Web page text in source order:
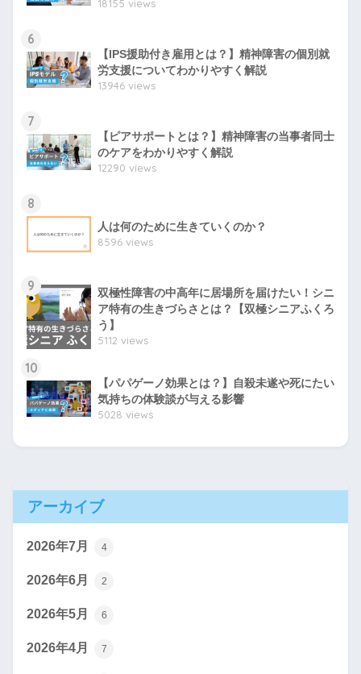
18155 views
6
【IPS援助付き雇用とは？】精神障害の個別就
労支援についてわかりやすく解説
13946 views
7
【ピアサポートとは？】精神障害の当事者同士
のケアをわかりやすく解説
12290 views
8
人は何のために生きていくのか？
8596 views
9
双極性障害の中高年に居場所を届けたい！シニ
ア特有の生きづらさとは？【双極シニアふくろ
う】
5112 views
10
【パパゲーノ効果とは？】自殺未遂や死にたい
気持ちの体験談が与える影響
5028 views
アーカイブ
2026年7月 4
2026年6月 2
2026年5月 6
2026年4月 7